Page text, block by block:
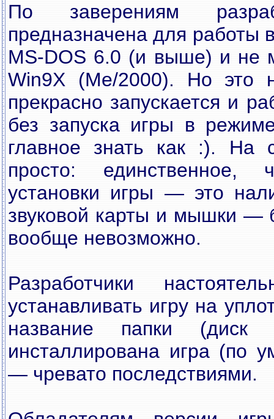
По заверениям
предназначена для работы
MS-DOS 6.0 (и выше) и не
Win9X (Me/2000). Но это
прекрасно запускается и
без запуска игры в
главное знать как :). На
просто: единственное,
установки игры — это
звуковой карты и мышки —
вообще невозможно.
Разработчики
устанавливать игру на
название папки
инсталлирована игра (по
— чревато последствиями.